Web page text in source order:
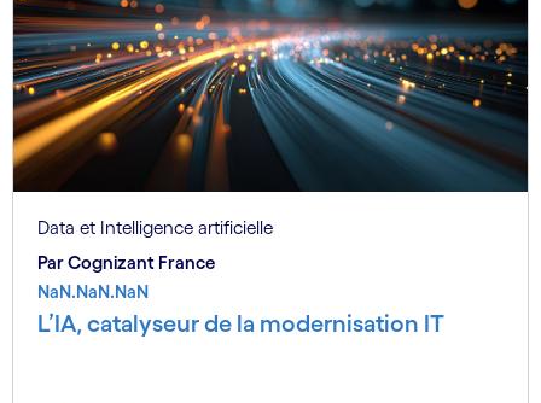
Data et Intelligence artificielle
Par Cognizant France
NaN.NaN.NaN
L’IA, catalyseur de la modernisation IT